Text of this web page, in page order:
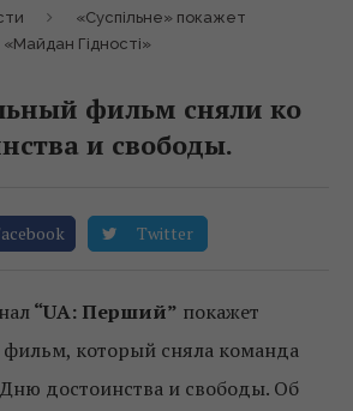
«Суспільне» покажет
Гідності»
фильм сняли ко
и свободы.
Twitter
“UA: Перший” покажет
который сняла команда
Дню достоинства и свободы. Об